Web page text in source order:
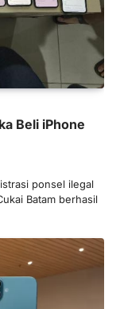
Beli iPhone
ponsel ilegal
Batam berhasil